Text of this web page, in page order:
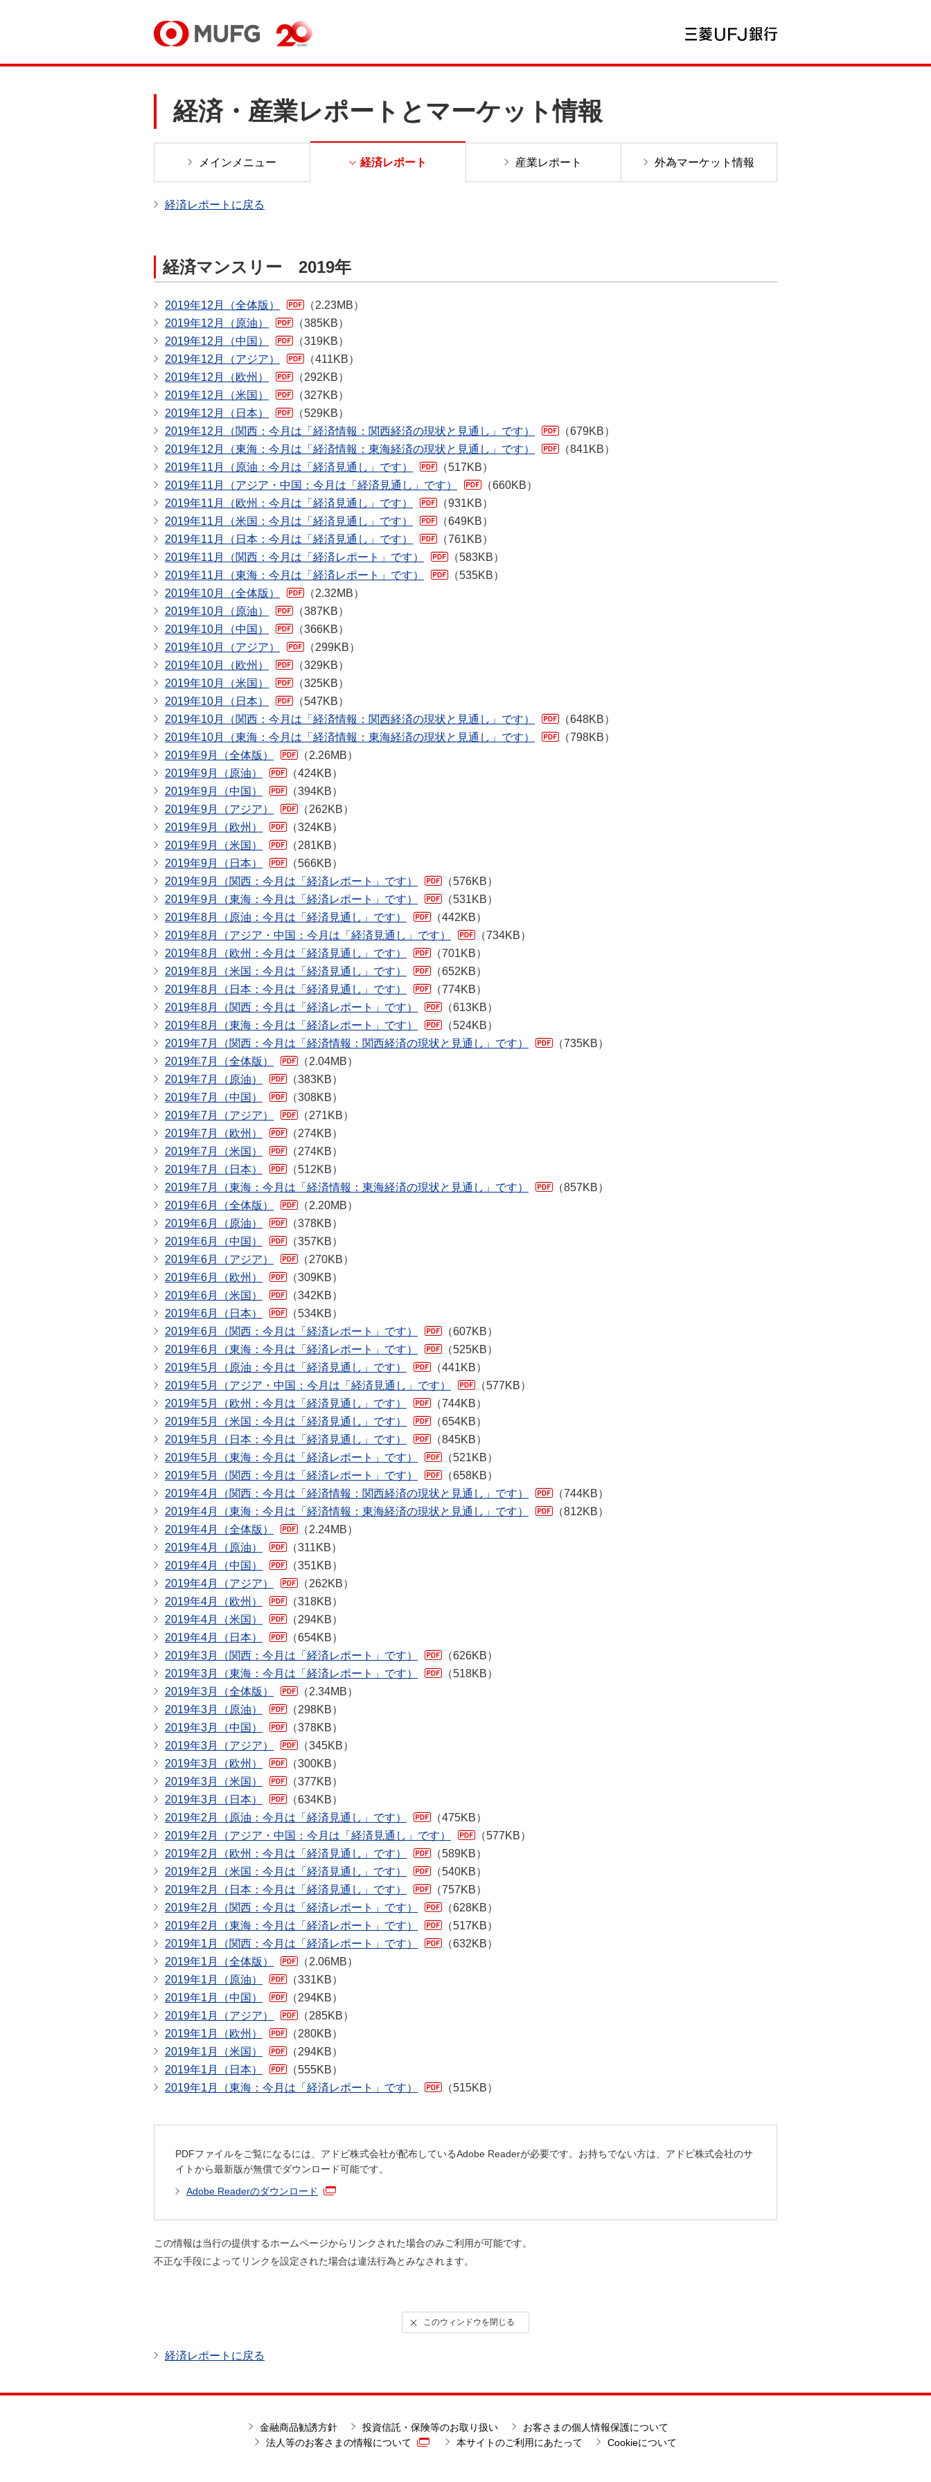
経済・産業レポートとマーケット情報
メインメニュー 経済レポート 産業レポート 外為マーケット情報
経済レポートに戻る
経済マンスリー 2019年
2019年12月（全体版）
（2.23MB）
2019年12月（原油）
（385KB）
2019年12月（中国）
（319KB）
2019年12月（アジア）
（411KB）
2019年12月（欧州）
（292KB）
2019年12月（米国）
（327KB）
2019年12月（日本）
（529KB）
2019年12月（関西：今月は「経済情報：関西経済の現状と見通し」です）
（679KB）
2019年12月（東海：今月は「経済情報：東海経済の現状と見通し」です）
（841KB）
2019年11月（原油：今月は「経済見通し」です）
（517KB）
2019年11月（アジア・中国：今月は「経済見通し」です）
（660KB）
2019年11月（欧州：今月は「経済見通し」です）
（931KB）
2019年11月（米国：今月は「経済見通し」です）
（649KB）
2019年11月（日本：今月は「経済見通し」です）
（761KB）
2019年11月（関西：今月は「経済レポート」です）
（583KB）
2019年11月（東海：今月は「経済レポート」です）
（535KB）
2019年10月（全体版）
（2.32MB）
2019年10月（原油）
（387KB）
2019年10月（中国）
（366KB）
2019年10月（アジア）
（299KB）
2019年10月（欧州）
（329KB）
2019年10月（米国）
（325KB）
2019年10月（日本）
（547KB）
2019年10月（関西：今月は「経済情報：関西経済の現状と見通し」です）
（648KB）
2019年10月（東海：今月は「経済情報：東海経済の現状と見通し」です）
（798KB）
2019年9月（全体版）
（2.26MB）
2019年9月（原油）
（424KB）
2019年9月（中国）
（394KB）
2019年9月（アジア）
（262KB）
2019年9月（欧州）
（324KB）
2019年9月（米国）
（281KB）
2019年9月（日本）
（566KB）
2019年9月（関西：今月は「経済レポート」です）
（576KB）
2019年9月（東海：今月は「経済レポート」です）
（531KB）
2019年8月（原油：今月は「経済見通し」です）
（442KB）
2019年8月（アジア・中国：今月は「経済見通し」です）
（734KB）
2019年8月（欧州：今月は「経済見通し」です）
（701KB）
2019年8月（米国：今月は「経済見通し」です）
（652KB）
2019年8月（日本：今月は「経済見通し」です）
（774KB）
2019年8月（関西：今月は「経済レポート」です）
（613KB）
2019年8月（東海：今月は「経済レポート」です）
（524KB）
2019年7月（関西：今月は「経済情報：関西経済の現状と見通し」です）
（735KB）
2019年7月（全体版）
（2.04MB）
2019年7月（原油）
（383KB）
2019年7月（中国）
（308KB）
2019年7月（アジア）
（271KB）
2019年7月（欧州）
（274KB）
2019年7月（米国）
（274KB）
2019年7月（日本）
（512KB）
2019年7月（東海：今月は「経済情報：東海経済の現状と見通し」です）
（857KB）
2019年6月（全体版）
（2.20MB）
2019年6月（原油）
（378KB）
2019年6月（中国）
（357KB）
2019年6月（アジア）
（270KB）
2019年6月（欧州）
（309KB）
2019年6月（米国）
（342KB）
2019年6月（日本）
（534KB）
2019年6月（関西：今月は「経済レポート」です）
（607KB）
2019年6月（東海：今月は「経済レポート」です）
（525KB）
2019年5月（原油：今月は「経済見通し」です）
（441KB）
2019年5月（アジア・中国：今月は「経済見通し」です）
（577KB）
2019年5月（欧州：今月は「経済見通し」です）
（744KB）
2019年5月（米国：今月は「経済見通し」です）
（654KB）
2019年5月（日本：今月は「経済見通し」です）
（845KB）
2019年5月（東海：今月は「経済レポート」です）
（521KB）
2019年5月（関西：今月は「経済レポート」です）
（658KB）
2019年4月（関西：今月は「経済情報：関西経済の現状と見通し」です）
（744KB）
2019年4月（東海：今月は「経済情報：東海経済の現状と見通し」です）
（812KB）
2019年4月（全体版）
（2.24MB）
2019年4月（原油）
（311KB）
2019年4月（中国）
（351KB）
2019年4月（アジア）
（262KB）
2019年4月（欧州）
（318KB）
2019年4月（米国）
（294KB）
2019年4月（日本）
（654KB）
2019年3月（関西：今月は「経済レポート」です）
（626KB）
2019年3月（東海：今月は「経済レポート」です）
（518KB）
2019年3月（全体版）
（2.34MB）
2019年3月（原油）
（298KB）
2019年3月（中国）
（378KB）
2019年3月（アジア）
（345KB）
2019年3月（欧州）
（300KB）
2019年3月（米国）
（377KB）
2019年3月（日本）
（634KB）
2019年2月（原油：今月は「経済見通し」です）
（475KB）
2019年2月（アジア・中国：今月は「経済見通し」です）
（577KB）
2019年2月（欧州：今月は「経済見通し」です）
（589KB）
2019年2月（米国：今月は「経済見通し」です）
（540KB）
2019年2月（日本：今月は「経済見通し」です）
（757KB）
2019年2月（関西：今月は「経済レポート」です）
（628KB）
2019年2月（東海：今月は「経済レポート」です）
（517KB）
2019年1月（関西：今月は「経済レポート」です）
（632KB）
2019年1月（全体版）
（2.06MB）
2019年1月（原油）
（331KB）
2019年1月（中国）
（294KB）
2019年1月（アジア）
（285KB）
2019年1月（欧州）
（280KB）
2019年1月（米国）
（294KB）
2019年1月（日本）
（555KB）
2019年1月（東海：今月は「経済レポート」です）
（515KB）
PDFファイルをご覧になるには、アドビ株式会社が配布しているAdobe Readerが必要です。お持ちでない方は、アドビ株式会社のサ
イトから最新版が無償でダウンロード可能です。
Adobe Readerのダウンロード
この情報は当行の提供するホームページからリンクされた場合のみご利用が可能です。
不正な手段によってリンクを設定された場合は違法行為とみなされます。
このウィンドウを閉じる
経済レポートに戻る
金融商品勧誘方針 投資信託・保険等のお取り扱い
お客さまの個人情報保護について
法人等のお客さまの情報について
本サイトのご利用にあたって Cookieについて